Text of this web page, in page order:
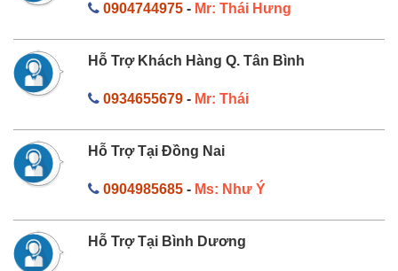
0904744975- Mr: Thái Hưng
Hỗ Trợ Khách Hàng Q. Tân Bình
0934655679- Mr: Thái
Hỗ Trợ Tại Đồng Nai
0904985685- Ms: Như Ý
Hỗ Trợ Tại Bình Dương